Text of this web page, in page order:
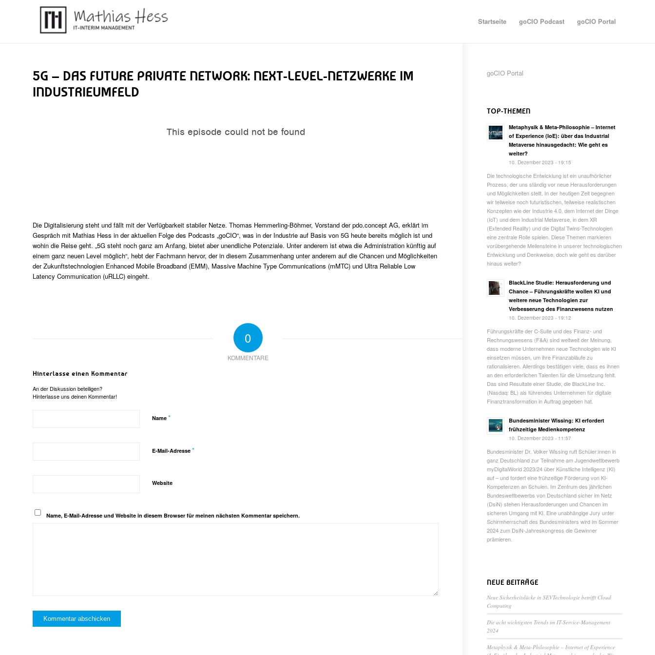
Startseite goCIO Podcast goCIO Portal
5G – DAS FUTURE PRIVATE NETWORK: NEXT-LEVEL-NETZWERKE IM
INDUSTRIEUMFELD
Die Digitalisierung steht und fällt mit der Verfügbarkeit stabiler Netze. Thomas Hemmerling-Böhmer, Vorstand der pdo.concept AG, erklärt im
Gespräch mit Mathias Hess in der aktuellen Folge des Podcasts „goCIO“, was in der Industrie auf Basis von 5G heute bereits möglich ist und
wohin die Reise geht. „5G steht noch ganz am Anfang, bietet aber unendliche Potenziale. Unter anderem ist etwa die Administration künftig auf
einem ganz neuen Level möglich“, hebt der Fachmann hervor, der in diesem Zusammenhang unter anderem auf die Chancen und Möglichkeiten
der Zukunftstechnologien Enhanced Mobile Broadband (EMM), Massive Machine Type Communications (mMTC) und Ultra Reliable Low
Latency Communication (uRLLC) eingeht.
0
KOMMENTARE
Hinterlasse einen Kommentar
An der Diskussion beteiligen?
Hinterlasse uns deinen Kommentar!
Name *
E-Mail-Adresse *
Website
Name, E-Mail-Adresse und Website in diesem Browser für meinen nächsten Kommentar speichern.
goCIO Portal
TOP-THEMEN
Metaphysik & Meta-Philosophie – Internet
of Experience (IoE): über das Industrial
Metaverse hinausgedacht: Wie geht es
weiter?
10. Dezember 2023 - 19:15
Die technologische Entwicklung ist ein unaufhörlicher
Prozess, der uns ständig vor neue Herausforderungen
und Möglichkeiten stellt. In der heutigen Zeit begegnen
wir teilweise noch futuristischen, teilweise realistischen
Konzepten wie der Industrie 4.0, dem Internet der Dinge
(IoT) und dem Industrial Metaverse, in dem XR
(Extended Reality) und die Digital Twins-Technologien
eine zentrale Rolle spielen. Diese Themen markieren
vorübergehende Meilensteine in unserer technologischen
Entwicklung und Denkweise, doch wie geht es darüber
hinaus weiter?
BlackLine Studie: Herausforderung und
Chance – Führungskräfte wollen KI und
weitere neue Technologien zur
Verbesserung des Finanzwesens nutzen
10. Dezember 2023 - 19:12
Führungskräfte der C-Suite und des Finanz- und
Rechnungswesens (F&A) sind weltweit der Meinung,
dass moderne Unternehmen neue Technologien wie KI
einsetzen müssen, um ihre Finanzabläufe zu
rationalisieren. Allerdings bestätigen viele, dass es ihnen
an den erforderlichen Talenten für die Umsetzung fehlt.
Das sind Resultate einer Studie, die BlackLine Inc.
(Nasdaq: BL) als führendes Unternehmen für digitale
Finanztransformation in Auftrag gegeben hat.
Bundesminister Wissing: KI erfordert
frühzeitige Medienkompetenz
10. Dezember 2023 - 11:57
Bundesminister Dr. Volker Wissing ruft Schüler:innen in
ganz Deutschland zur Teilnahme am Jugendwettbewerb
myDigitalWorld 2023/24 über Künstliche Intelligenz (KI)
auf – und fordert eine frühzeitige Förderung von KI-
Kompetenzen an Schulen. Im Zentrum des jährlichen
Bundeswettbewerbs von Deutschland sicher im Netz
(DsiN) stehen Herausforderungen und Chancen im
sicheren Umgang mit KI. Eine unabhängige Jury unter
Schirmherrschaft des Bundesministers wird im Sommer
2024 zum DsiN-Jahreskongress die Gewinner
prämieren.
NEUE BEITRÄGE
Neue Sicherheitslücke in SEVTechnologie betrifft Cloud
Computing
Die acht wichtigsten Trends im IT-Service-Management
2024
Metaphysik & Meta-Philosophie – Internet of Experience